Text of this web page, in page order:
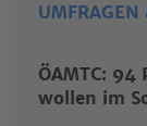
UMFRAGEN
ÖAMTC:
wollen im